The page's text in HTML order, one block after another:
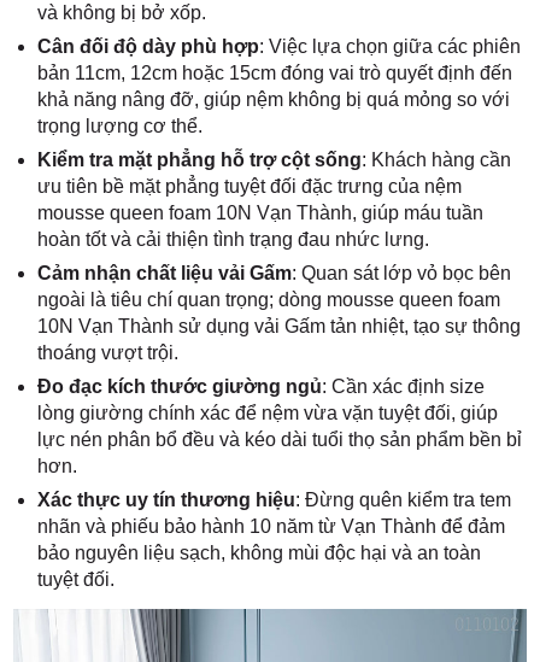
và không bị bở xốp.
Cân đối độ dày phù hợp: Việc lựa chọn giữa các phiên
bản 11cm, 12cm hoặc 15cm đóng vai trò quyết định đến
khả năng nâng đỡ, giúp nệm không bị quá mỏng so với
trọng lượng cơ thể.
Kiểm tra mặt phẳng hỗ trợ cột sống: Khách hàng cần
ưu tiên bề mặt phẳng tuyệt đối đặc trưng của nệm
mousse queen foam 10N Vạn Thành, giúp máu tuần
hoàn tốt và cải thiện tình trạng đau nhức lưng.
Cảm nhận chất liệu vải Gấm: Quan sát lớp vỏ bọc bên
ngoài là tiêu chí quan trọng; dòng mousse queen foam
10N Vạn Thành sử dụng vải Gấm tản nhiệt, tạo sự thông
thoáng vượt trội.
Đo đạc kích thước giường ngủ: Cần xác định size
lòng giường chính xác để nệm vừa vặn tuyệt đối, giúp
lực nén phân bổ đều và kéo dài tuổi thọ sản phẩm bền bỉ
hơn.
Xác thực uy tín thương hiệu: Đừng quên kiểm tra tem
nhãn và phiếu bảo hành 10 năm từ Vạn Thành để đảm
bảo nguyên liệu sạch, không mùi độc hại và an toàn
tuyệt đối.